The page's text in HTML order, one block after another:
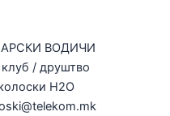
ВОДИЧИ
/ друштво
H2О